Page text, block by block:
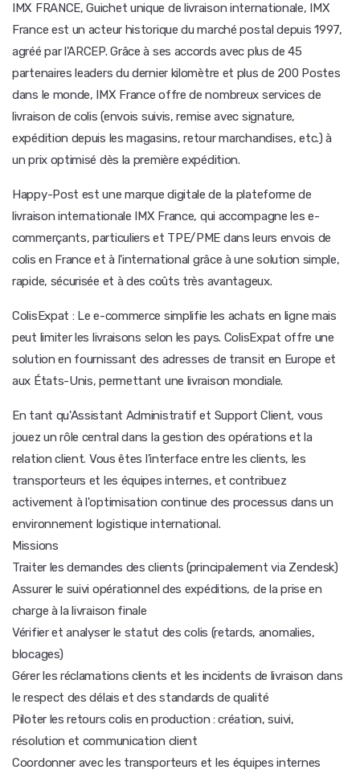
IMX FRANCE, Guichet unique de livraison internationale, IMX
France est un acteur historique du marché postal depuis 1997,
agréé par l'ARCEP. Grâce à ses accords avec plus de 45
partenaires leaders du dernier kilomètre et plus de 200 Postes
dans le monde, IMX France offre de nombreux services de
livraison de colis (envois suivis, remise avec signature,
expédition depuis les magasins, retour marchandises, etc.) à
un prix optimisé dès la première expédition.
Happy-Post est une marque digitale de la plateforme de
livraison internationale IMX France, qui accompagne les e-
commerçants, particuliers et TPE/PME dans leurs envois de
colis en France et à l'international grâce à une solution simple,
rapide, sécurisée et à des coûts très avantageux.
ColisExpat : Le e-commerce simplifie les achats en ligne mais
peut limiter les livraisons selon les pays. ColisExpat offre une
solution en fournissant des adresses de transit en Europe et
aux États-Unis, permettant une livraison mondiale.
En tant qu'Assistant Administratif et Support Client, vous
jouez un rôle central dans la gestion des opérations et la
relation client. Vous êtes l'interface entre les clients, les
transporteurs et les équipes internes, et contribuez
activement à l'optimisation continue des processus dans un
environnement logistique international.
Missions
Traiter les demandes des clients (principalement via Zendesk)
Assurer le suivi opérationnel des expéditions, de la prise en
charge à la livraison finale
Vérifier et analyser le statut des colis (retards, anomalies,
blocages)
Gérer les réclamations clients et les incidents de livraison dans
le respect des délais et des standards de qualité
Piloter les retours colis en production : création, suivi,
résolution et communication client
Coordonner avec les transporteurs et les équipes internes